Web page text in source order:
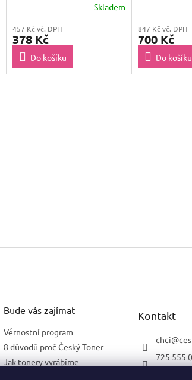
Skladem
457 Kč vč. DPH
378 Kč
Do košíku
847 Kč vč. DPH
700 Kč
Do košíku
Bude vás zajímat
Věrnostní program
8 důvodů proč Český Toner
Jak tonery vyrábíme
Kontakt
chci@
725 555